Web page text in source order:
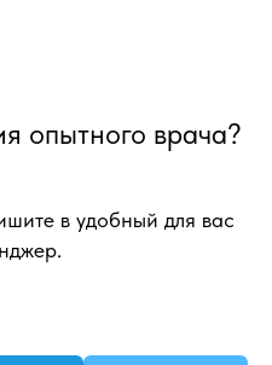
опытного врача?
в удобный для вас